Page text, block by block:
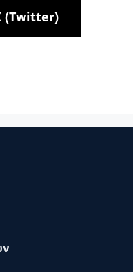
(Twitter)